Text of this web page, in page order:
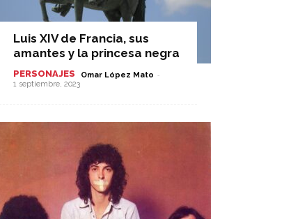
Luis XIV de Francia, sus
amantes y la princesa negra
PERSONAJES Omar López Mato -
1 septiembre, 2023